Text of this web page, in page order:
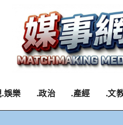
娛樂 .政治 .產經 .文